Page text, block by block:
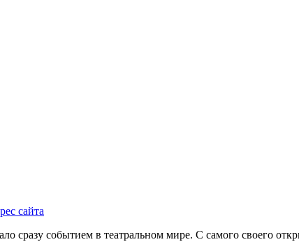
сайта
сразу событием в театральном мире. С самого своего